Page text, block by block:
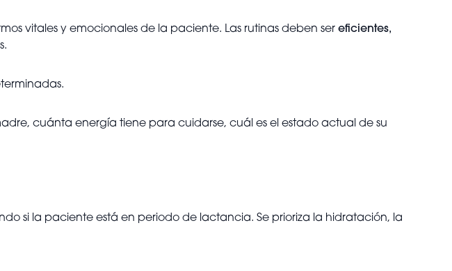
vitales y emocionales de la paciente. Las rutinas deben ser eficientes,
cuánta energía tiene para cuidarse, cuál es el estado actual de su
si la paciente está en periodo de lactancia. Se prioriza la hidratación, la